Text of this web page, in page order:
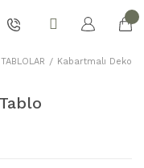
Kabartmalı